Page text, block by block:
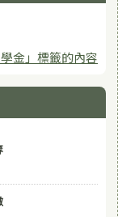
金」標籤的內容